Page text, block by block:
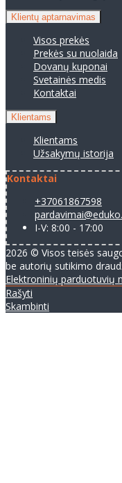
Klientų aptarnavimas
Visos prekės
Prekės su nuolaida
Dovanų kuponai
Svetainės medis
Kontaktai
Klientams
Klientams
Užsakymų istorija
Kontaktai
+37061867598
I-V: 8:00 - 17:00
2026 © Visos teisės
be autorių sutikimo
Elektroninių parduotuvių
Rašyti
Skambinti